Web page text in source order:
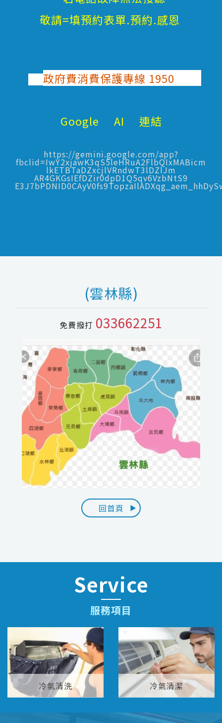
敬請=填預約表單.預約.感恩
政府費消費保護專線 1950
Google AI 連結
https://gemini.google.com/app?
fbclid=IwY2xjawK3qS5leHRuA2FlbQIxMABicm
lkETBTaDZxcjlVRndwT3lDZlJm
AR4GKGsIEfDZir0dpD1Q5qv6VzbNtS9
(雲林縣)
免費撥打 033662251
回首頁
Service
服務項目
冷氣清洗 冷氣清潔